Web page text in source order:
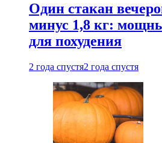
Один стакан
минус 1,8 кг:
для похудения
2 года спустя2 года спустя